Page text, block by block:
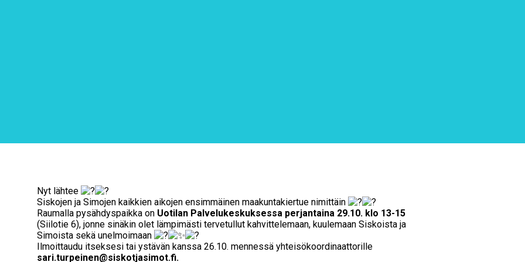
Nyt lähtee
Siskojen ja Simojen kaikkien aikojen ensimmäinen maakuntakiertue nimittäin
Raumalla pysähdyspaikka on Uotilan Palvelukeskuksessa perjantaina 29.10. klo 13-15
(Siilotie 6), jonne sinäkin olet lämpimästi tervetullut kahvittelemaan, kuulemaan Siskoista ja
Simoista sekä unelmoimaan
Ilmoittaudu itseksesi tai ystävän kanssa 26.10. mennessä yhteisökoordinaattorille
sari.turpeinen@siskotjasimot.fi.